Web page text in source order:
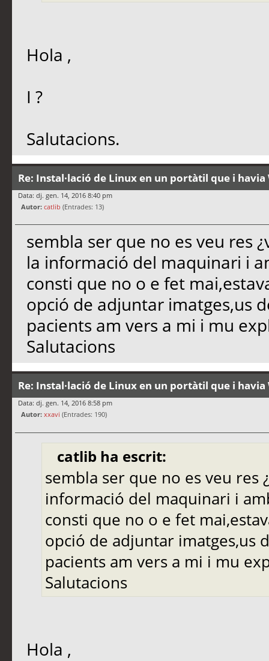
Hola ,
I ?
Salutacions.
Re: Instal·lació de Linux en un portàtil que i havia
Data: dj. gen. 14, 2016 8:40 pm
Autor: catlib (Entrades: 13)
sembla ser que no es veu res
la informació del maquinari i
consti que no o e fet
opció de adjuntar imatges,us
pacients am vers a mi i mu
Salutacions
Re: Instal·lació de Linux en un portàtil que i havia
Data: dj. gen. 14, 2016 8:58 pm
Autor: xxavi (Entrades: 190)
catlib ha escrit:
sembla ser que no es veu res
informació del maquinari i
consti que no o e fet
opció de adjuntar imatges,us
pacients am vers a mi i mu
Salutacions
Hola ,